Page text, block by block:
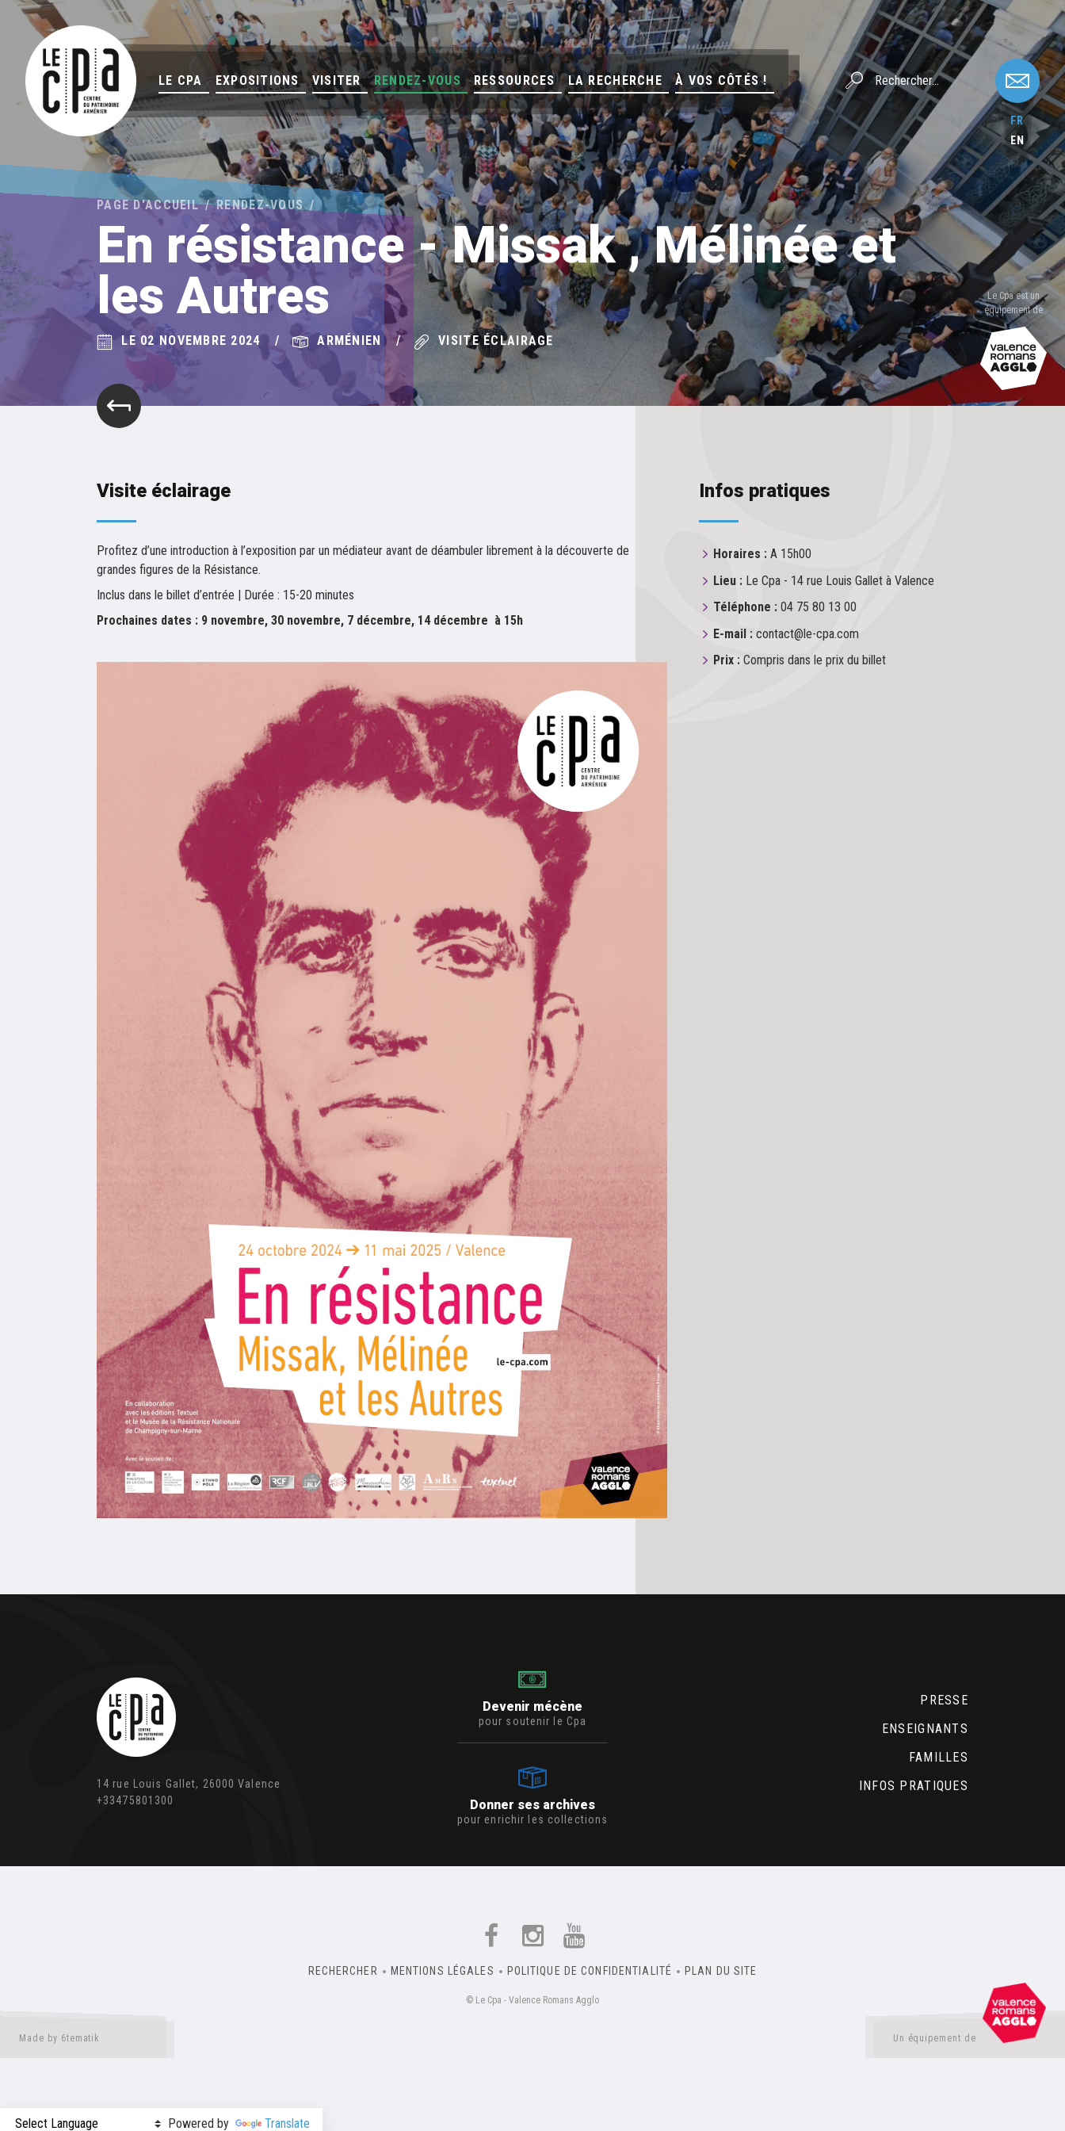
LE CPA EXPOSITIONS VISITER RENDEZ-VOUS RESSOURCES LA RECHERCHE À VOS CÔTÉS !
FR
EN
Le Cpa est un
équipement de
PAGE D'ACCUEIL RENDEZ-VOUS
En résistance - Missak , Mélinée et
les Autres
LE 02 NOVEMBRE 2024 ARMÉNIEN VISITE ÉCLAIRAGE
Visite éclairage
Profitez d’une introduction à l’exposition par un médiateur avant de déambuler librement à la découverte de
grandes figures de la Résistance.
Inclus dans le billet d’entrée | Durée : 15-20 minutes
Prochaines dates : 9 novembre, 30 novembre, 7 décembre, 14 décembre à 15h
Infos pratiques
Horaires : A 15h00
Lieu : Le Cpa - 14 rue Louis Gallet à Valence
Téléphone : 04 75 80 13 00
E-mail : contact@le-cpa.com
Prix : Compris dans le prix du billet
14 rue Louis Gallet, 26000 Valence
+33475801300
PRESSE
ENSEIGNANTS
FAMILLES
INFOS PRATIQUES
Devenir mécène
pour soutenir le Cpa
Donner ses archives
pour enrichir les collections
RECHERCHER MENTIONS LÉGALES POLITIQUE DE CONFIDENTIALITÉ PLAN DU SITE
© Le Cpa - Valence Romans Agglo
Made by 6tematik Un équipement de
Powered by Translate